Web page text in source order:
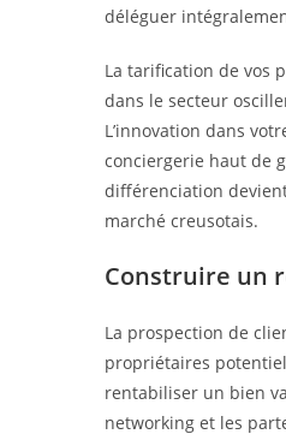
déléguer
La tarification de vos
dans le secteur
L’innovation dans
conciergerie haut de
différenciation
marché creusotais.
Construire un
La prospection de
propriétaires
rentabiliser un bien
networking et les